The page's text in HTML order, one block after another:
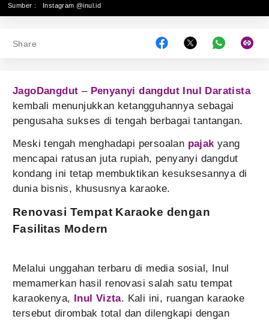
Sumber :
Instagram @inul.id
Share
JagoDangdut – Penyanyi dangdut Inul Daratista
kembali menunjukkan ketangguhannya sebagai
pengusaha sukses di tengah berbagai tantangan.
Meski tengah menghadapi persoalan pajakyang
mencapai ratusan juta rupiah, penyanyi dangdut
kondang ini tetap membuktikan kesuksesannya di
dunia bisnis, khususnya karaoke.
Renovasi Tempat Karaoke dengan
Fasilitas Modern
Melalui unggahan terbaru di media sosial, Inul
memamerkan hasil renovasi salah satu tempat
karaokenya, Inul Vizta. Kali ini, ruangan karaoke
tersebut dirombak total dan dilengkapi dengan